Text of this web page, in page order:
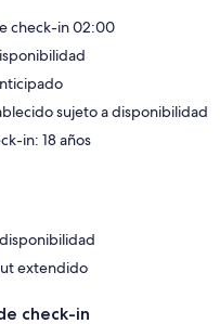
check-in 02:00
sujeto a disponibilidad
in: 18 años
extendido
check-in